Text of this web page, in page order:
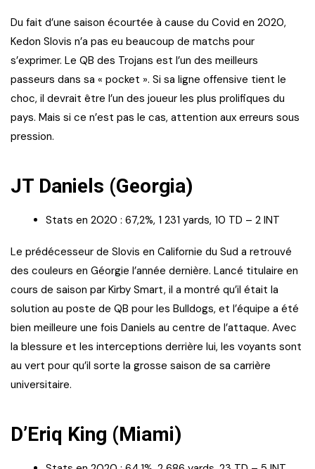
Du fait d’une saison écourtée à cause du Covid en 2020,
Kedon Slovis n’a pas eu beaucoup de matchs pour
s’exprimer. Le QB des Trojans est l’un des meilleurs
passeurs dans sa « pocket ». Si sa ligne offensive tient le
choc, il devrait être l’un des joueur les plus prolifiques du
pays. Mais si ce n’est pas le cas, attention aux erreurs sous
pression.
JT Daniels (Georgia)
Stats en 2020 : 67,2%, 1 231 yards, 10 TD – 2 INT
Le prédécesseur de Slovis en Californie du Sud a retrouvé
des couleurs en Géorgie l’année dernière. Lancé titulaire en
cours de saison par Kirby Smart, il a montré qu’il était la
solution au poste de QB pour les Bulldogs, et l’équipe a été
bien meilleure une fois Daniels au centre de l’attaque. Avec
la blessure et les interceptions derrière lui, les voyants sont
au vert pour qu’il sorte la grosse saison de sa carrière
universitaire.
D’Eriq King (Miami)